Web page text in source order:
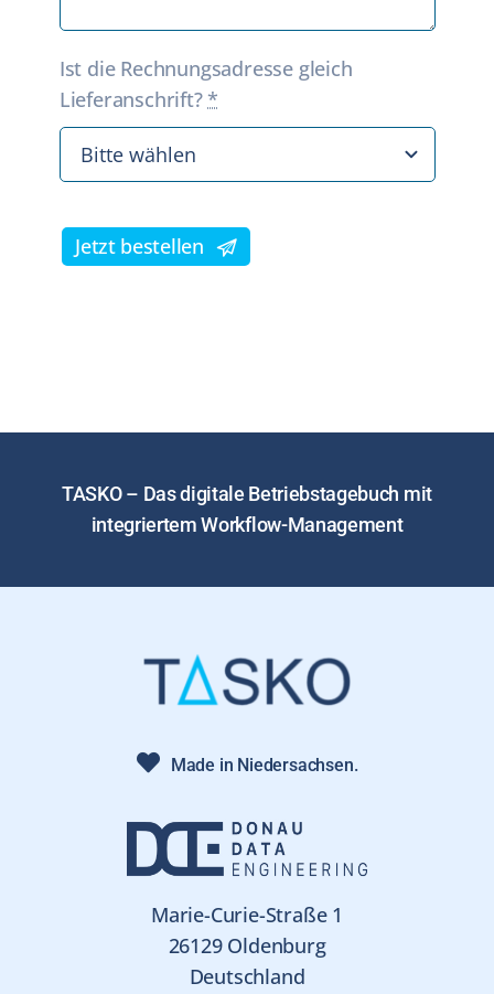
Ist die Rechnungsadresse gleich
Lieferanschrift?*
Jetzt bestellen
TASKO – Das digitale Betriebstagebuch mit
integriertem Workflow-Management
Made in Niedersachsen.
Marie-Curie-Straße 1
26129 Oldenburg
Deutschland